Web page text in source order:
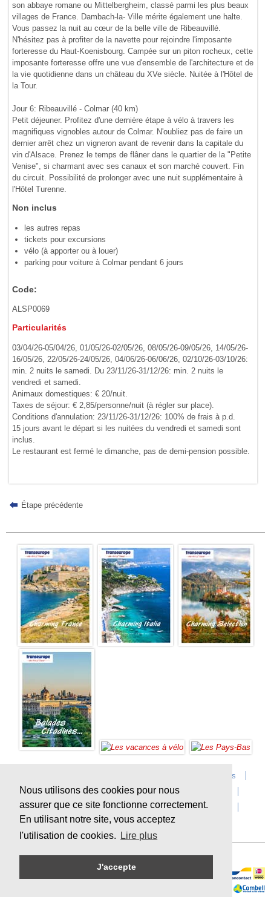
Nous utilisons des cookies pour nous
assurer que ce site fonctionne correctement.
En utilisant notre site, vous acceptez
l'utilisation de cookies.
Lire plus
J'accepte
son abbaye romane ou Mittelbergheim, classé parmi les plus beaux
villages de France. Dambach-la- Ville mérite également une halte.
Vous passez la nuit au cœur de la belle ville de Ribeauvillé.
N'hésitez pas à profiter de la navette pour rejoindre l'imposante
forteresse du Haut-Koenisbourg. Campée sur un piton rocheux, cette
imposante forteresse offre une vue d'ensemble de l'architecture et de
la vie quotidienne dans un château du XVe siècle. Nuitée à l'Hôtel de
la Tour.
Jour 6: Ribeauvillé - Colmar (40 km)
Petit déjeuner. Profitez d'une dernière étape à vélo à travers les
magnifiques vignobles autour de Colmar. N'oubliez pas de faire un
dernier arrêt chez un vigneron avant de revenir dans la capitale du
vin d'Alsace. Prenez le temps de flâner dans le quartier de la "Petite
Venise", si charmant avec ses canaux et son marché couvert. Fin
du circuit. Possibilité de prolonger avec une nuit supplémentaire à
l'Hôtel Turenne.
Non inclus
les autres repas
tickets pour excursions
vélo (à apporter ou à louer)
parking pour voiture à Colmar pendant 6 jours
Code:
ALSP0069
Particularités
03/04/26-05/04/26, 01/05/26-02/05/26, 08/05/26-09/05/26, 14/05/26-
16/05/26, 22/05/26-24/05/26, 04/06/26-06/06/26, 02/10/26-03/10/26:
min. 2 nuits le samedi. Du 23/11/26-31/12/26: min. 2 nuits le
vendredi et samedi.
Animaux domestiques: € 20/nuit.
Taxes de séjour: € 2,85/personne/nuit (à régler sur place).
Conditions d'annulation: 23/11/26-31/12/26: 100% de frais à p.d.
15 jours avant le départ si les nuitées du vendredi et samedi sont
inclus.
Le restaurant est fermé le dimanche, pas de demi-pension possible.
Étape précédente
Postes vacants
Contact
Questions? Agences
Conditions de voyage
Assurances
privacy
Durabilité